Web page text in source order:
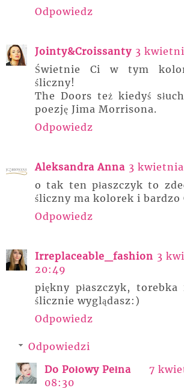
Odpowiedz
Jointy&Croissanty 3
Świetnie Ci w tym
śliczny!
The Doors też kiedyś
poezję Jima Morrisona.
Odpowiedz
Aleksandra Anna 3
o tak ten płaszczyk to
śliczny ma kolorek i bardzo
Odpowiedz
Irreplaceable_fashion 3
20:49
piękny płaszczyk,
ślicznie wyglądasz:)
Odpowiedz
Odpowiedzi
Do Połowy Pełna
7
08:30